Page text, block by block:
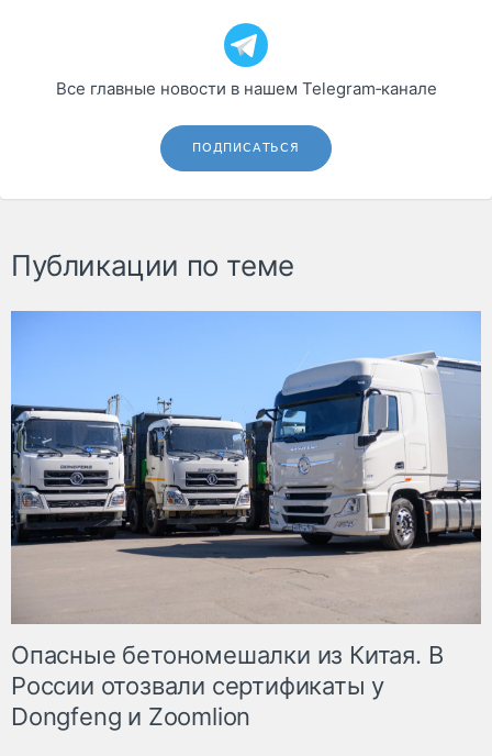
Все главные новости в нашем Telegram‑канале
ПОДПИСАТЬСЯ
Публикации по теме
Опасные бетономешалки из Китая. В
России отозвали сертификаты у
Dongfeng и Zoomlion